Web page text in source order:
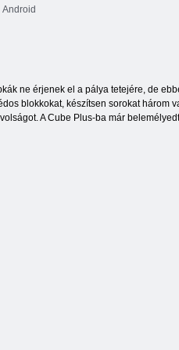
Android
ne érjenek el a pálya tetejére, de
blokkokat, készítsen sorokat három
A Cube Plus-ba már